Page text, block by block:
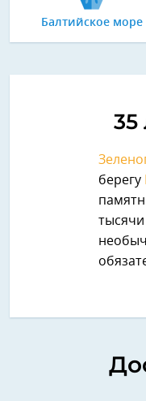
Балтийское море
35
берегу